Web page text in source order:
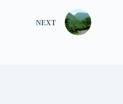
NEXT